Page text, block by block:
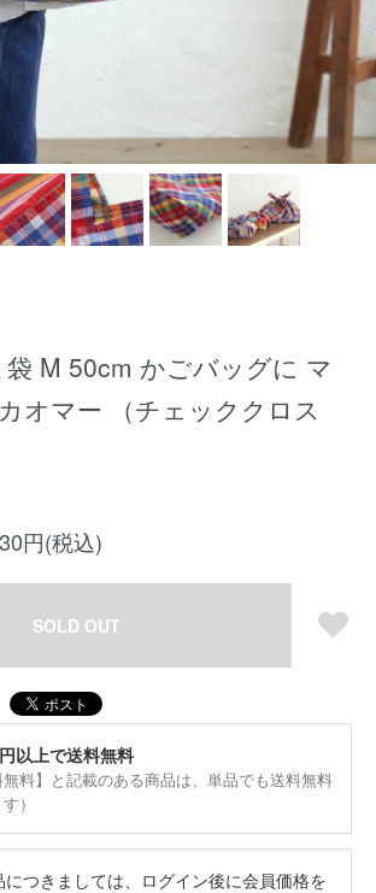
M 50cm かごバッグに マ
オマー （チェッククロス
円(税込)
SOLD OUT
以上で送料無料
無料】と記載のある商品は、単品でも送料無料
）
つきましては、ログイン後に会員価格を